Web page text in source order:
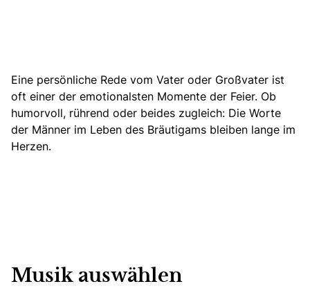
Eine persönliche Rede vom Vater oder Großvater ist
oft einer der emotionalsten Momente der Feier. Ob
humorvoll, rührend oder beides zugleich: Die Worte
der Männer im Leben des Bräutigams bleiben lange im
Herzen.
Musik auswählen